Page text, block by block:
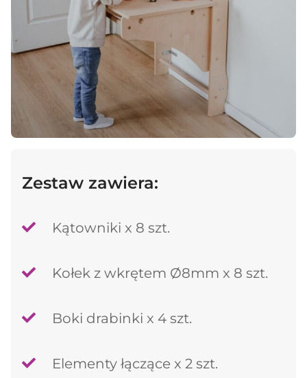
Zestaw zawiera:
Kątowniki x 8 szt.
Kołek z wkrętem Ø8mm x 8 szt.
Boki drabinki x 4 szt.
Elementy łączące x 2 szt.